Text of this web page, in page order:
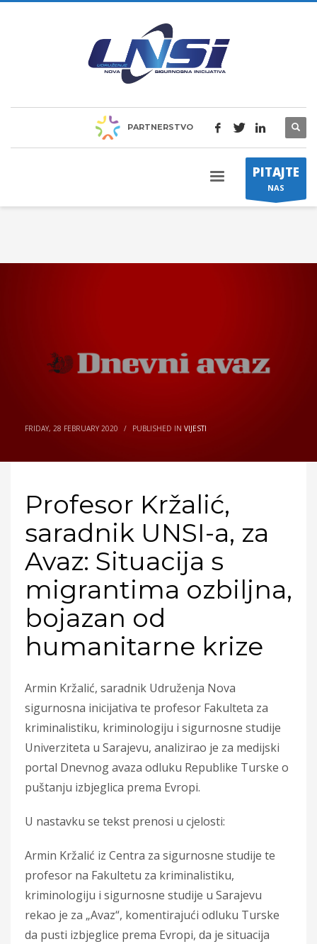
PARTNERSTVO
PITAJTE
NAS
FRIDAY, 28 FEBRUARY 2020 / PUBLISHED IN VIJESTI
Profesor Kržalić,
saradnik UNSI-a, za
Avaz: Situacija s
migrantima ozbiljna,
bojazan od
humanitarne krize
Armin Kržalić, saradnik Udruženja Nova
sigurnosna inicijativa te profesor Fakulteta za
kriminalistiku, kriminologiju i sigurnosne studije
Univerziteta u Sarajevu, analizirao je za medijski
portal Dnevnog avaza odluku Republike Turske o
puštanju izbjeglica prema Evropi.
U nastavku se tekst prenosi u cjelosti:
Armin Kržalić iz Centra za sigurnosne studije te
profesor na Fakultetu za kriminalistiku,
kriminologiju i sigurnosne studije u Sarajevu
rekao je za „Avaz“, komentirajući odluku Turske
da pusti izbjeglice prema Evropi, da je situacija